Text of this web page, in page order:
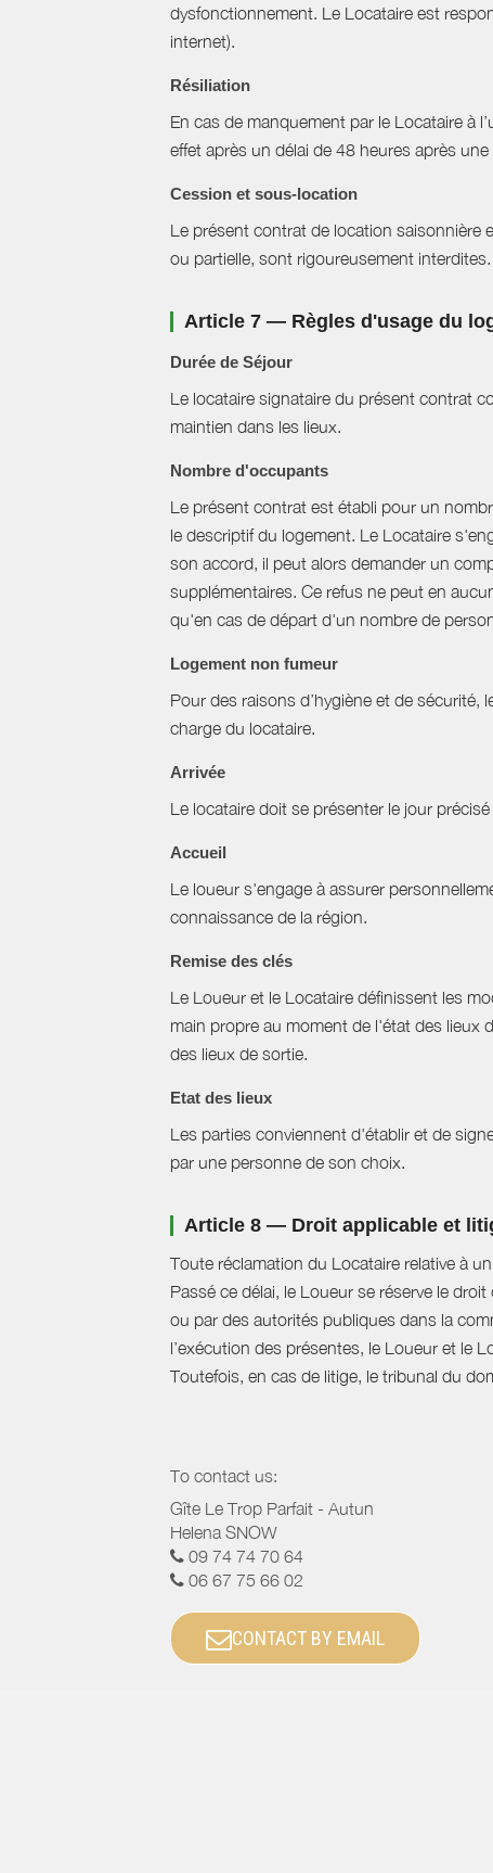
dysfonctionnement. Le Locataire est
internet).
Résiliation
En cas de manquement par le Locataire à
effet après un délai de 48 heures après
Cession et sous-location
Le présent contrat de location
ou partielle, sont rigoureusement interdites.
Article 7 — Règles d'usage du
Durée de Séjour
Le locataire signataire du présent contrat
maintien dans les lieux.
Nombre d'occupants
Le présent contrat est établi pour un
le descriptif du logement. Le Locataire
son accord, il peut alors demander un
supplémentaires. Ce refus ne peut en
qu'en cas de départ d'un nombre de
Logement non fumeur
Pour des raisons d’hygiène et de sécurité,
charge du locataire.
Arrivée
Le locataire doit se présenter le jour
Accueil
Le loueur s'engage à assurer
connaissance de la région.
Remise des clés
Le Loueur et le Locataire définissent les
main propre au moment de l'état des lieux
des lieux de sortie.
Etat des lieux
Les parties conviennent d'établir et de
par une personne de son choix.
Article 8 — Droit applicable et
Toute réclamation du Locataire relative à
Passé ce délai, le Loueur se réserve le
ou par des autorités publiques dans la
l’exécution des présentes, le Loueur et le
Toutefois, en cas de litige, le tribunal du
To contact us:
Gîte Le Trop Parfait - Autun
Helena SNOW
09 74 74 70 64
06 67 75 66 02
CONTACT BY EMAIL